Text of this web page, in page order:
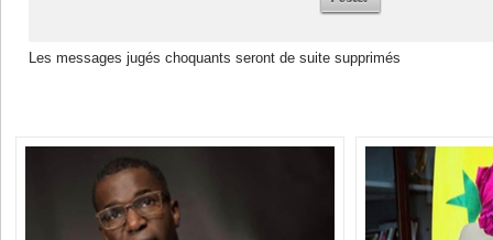
Les messages jugés choquants seront de suite supprimés